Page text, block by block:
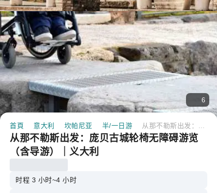
6
首頁 意大利 坎帕尼亚 半/一日游
从那不勒斯出发：庞贝古城轮椅无障碍游览
（含导游）｜义大利
时程 3 小时~4 小时